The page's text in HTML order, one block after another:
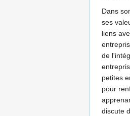
Dans
ses
liens
de
petites
pour
discute